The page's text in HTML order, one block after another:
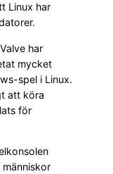
Linux har
har
mycket
spel i Linux.
att köra
för